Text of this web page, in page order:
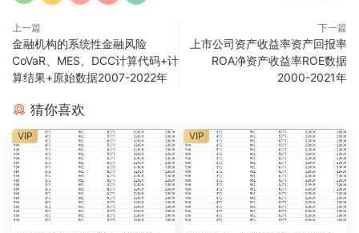
上一篇
金融机构的系统性金融风险
CoVaR、MES、DCC计算代码+计
算结果+原始数据2007-2022年
下一篇
上市公司资产收益率资产回报率
ROA净资产收益率ROE数据
2000-2021年
猜你喜欢
VIP VIP